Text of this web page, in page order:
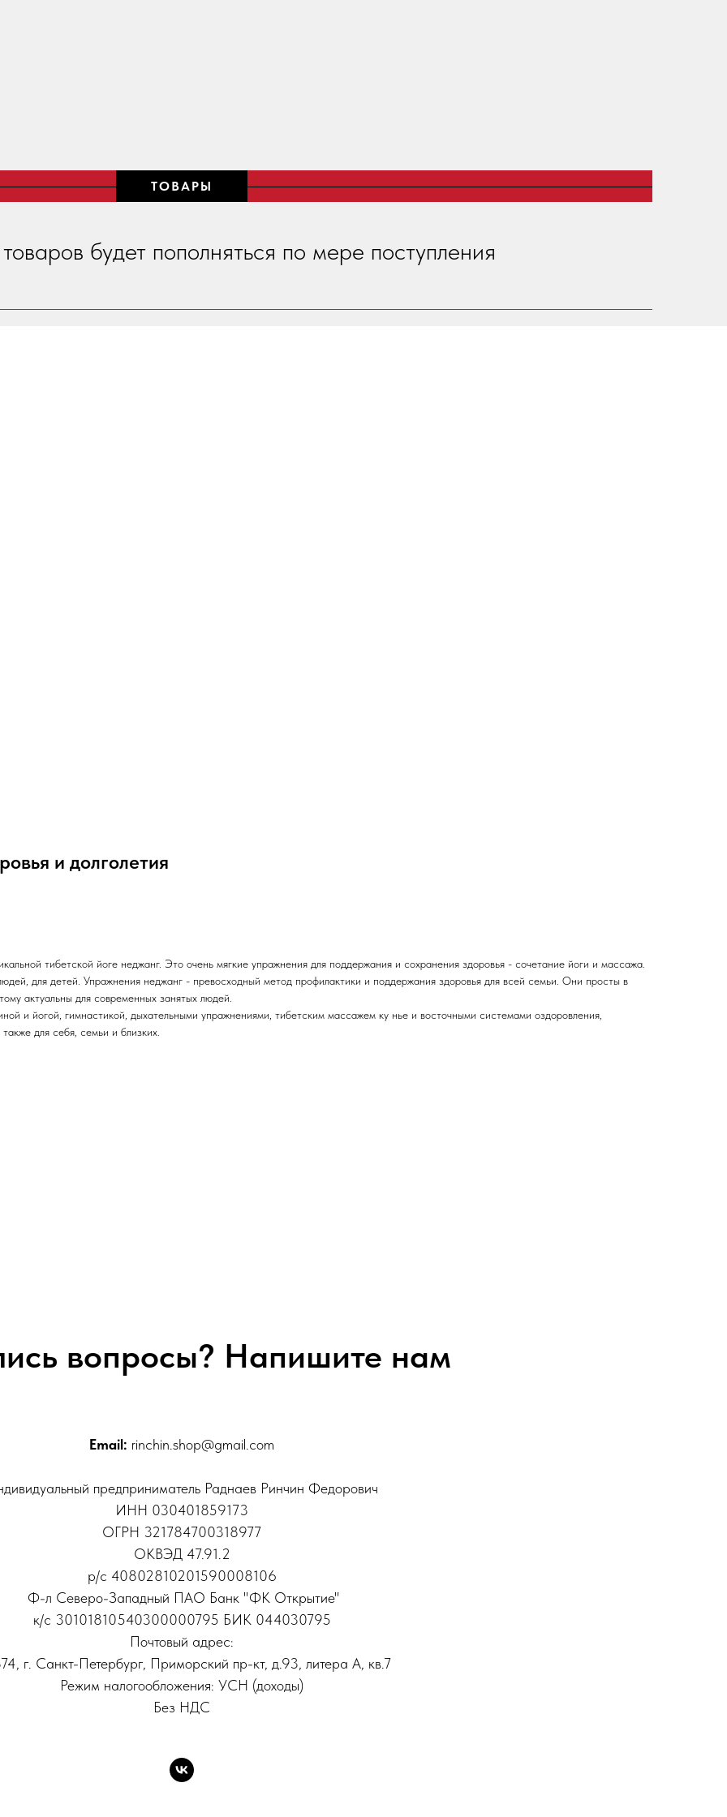
ТОВАРЫ
будет пополняться по мере поступления
и долголетия
тибетской йоге неджанг. Это очень мягкие упражнения для поддержания и сохранения здоровья - сочетание йоги и массажа.
для детей. Упражнения неджанг - превосходный метод профилактики и поддержания здоровья для всей семьи. Они просты в
актуальны для современных занятых людей.
и йогой, гимнастикой, дыхательными упражнениями, тибетским массажем ку нье и восточными системами оздоровления,
для себя, семьи и близких.
вопросы? Напишите нам
Email: rinchin.shop@gmail.com
предприниматель Раднаев Ринчин Федорович
ИНН 030401859173
ОГРН 321784700318977
ОКВЭД 47.91.2
р/с 40802810201590008106
Ф-л Северо-Западный ПАО Банк "ФК Открытие"
к/с 30101810540300000795 БИК 044030795
Почтовый адрес:
г. Санкт-Петербург, Приморский пр-кт, д.93, литера А, кв.7
Режим налогообложения: УСН (доходы)
Без НДС